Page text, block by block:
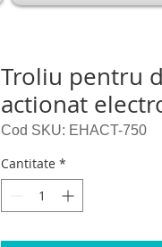
Troliu pentru
actionat
Cod SKU: EHACT-750
Cantitate *